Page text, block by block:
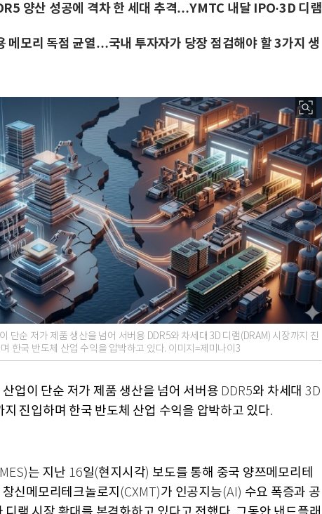
양산 성공에 격차 한 세대 추격…YMTC 내달 IPO·3D 디램
메모리 독점 균열…국내 투자자가 당장 점검해야 할 3가지 생
단순 저가 제품 생산을 넘어 서버용 DDR5와 차세대 3D 디램(DRAM) 시장까지 진
한국 반도체 산업 수익을 압박하고 있다. 이미지=제미나이3
업이 단순 저가 제품 생산을 넘어 서버용 DDR5와 차세대 3D
지 진입하며 한국 반도체 산업 수익을 압박하고 있다.
는 지난 16일(현지시각) 보도를 통해 중국 양쯔메모리테
창신메모리테크놀로지 (CXMT)가 인공지능(AI) 수요 폭증과 공